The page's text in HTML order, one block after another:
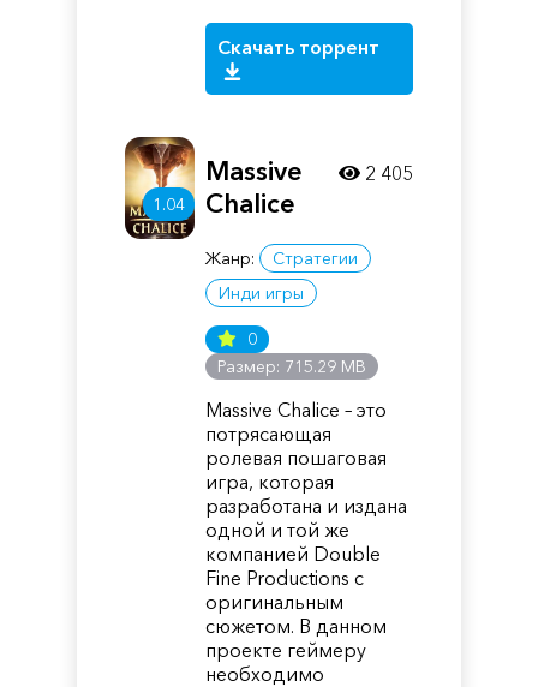
Скачать торрент
1.04
Massive
Chalice
Жанр:
Стратегии
Инди игры
0
Размер: 715.29 MB
Massive Chalice – это
потрясающая
ролевая пошаговая
игра, которая
разработана и издана
одной и той же
компанией Double
Fine Productions с
оригинальным
сюжетом. В данном
проекте геймеру
необходимо
2 405